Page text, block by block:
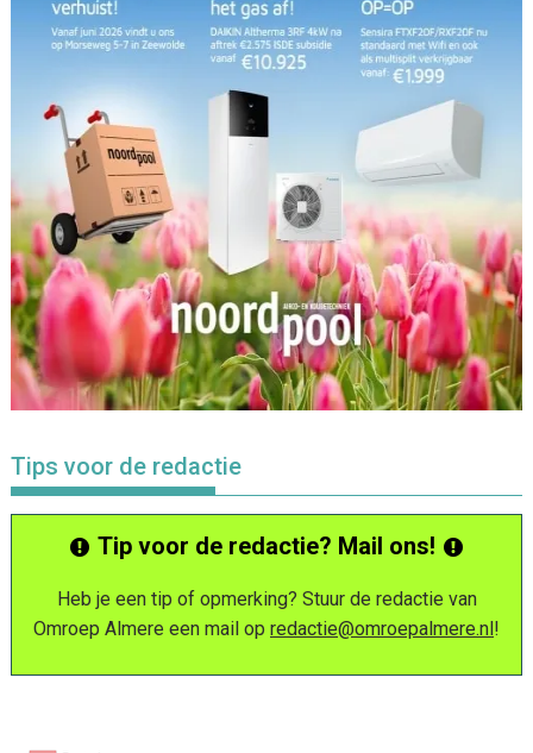
Tips voor de redactie
Tip voor de redactie? Mail ons!
Heb je een tip of opmerking? Stuur de redactie van
Omroep Almere een mail op redactie@omroepalmere.nl!